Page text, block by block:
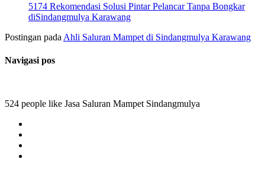
5174 Rekomendasi Solusi Pintar Pelancar Tanpa Bongkar
diSindangmulya Karawang
Postingan pada Ahli Saluran Mampet di Sindangmulya Karawang
Navigasi pos
524 people like Jasa Saluran Mampet Sindangmulya